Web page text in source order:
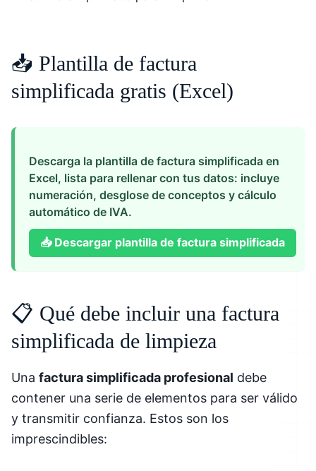
📥 Plantilla de factura
simplificada gratis (Excel)
Descarga la plantilla de factura simplificada en
Excel, lista para rellenar con tus datos: incluye
numeración, desglose de conceptos y cálculo
automático de IVA.
📥 Descargar plantilla de factura simplificada
📋 Qué debe incluir una factura
simplificada de limpieza
Una factura simplificada profesional debe
contener una serie de elementos para ser válido
y transmitir confianza. Estos son los
imprescindibles: